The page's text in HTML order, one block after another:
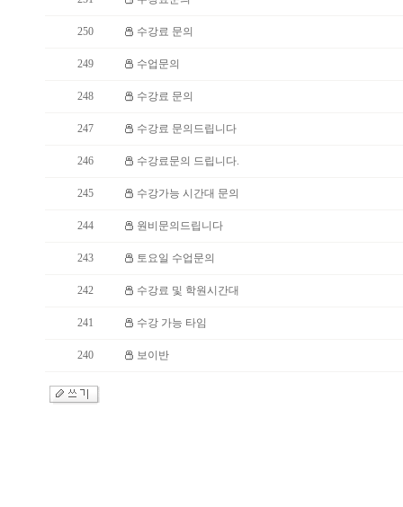
250 수강료 문의
249 수업문의
248 수강료 문의
247 수강료 문의드립니다
246 수강료문의 드립니다.
245 수강가능 시간대 문의
244 원비문의드립니다
243 토요일 수업문의
242 수강료 및 학원시간대
241 수강 가능 타임
240 보이반